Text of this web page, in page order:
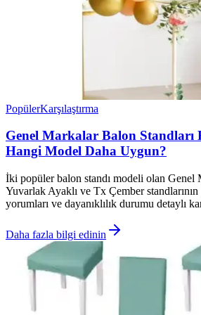
PopülerKarşılaştırma
Genel Markalar Balon Standları
Hangi Model Daha Uygun?
İki popüler balon standı modeli olan Genel
Yuvarlak Ayaklı ve Tx Çember
yorumları ve dayanıklılık durumu detaylı
Daha fazla bilgi edinin